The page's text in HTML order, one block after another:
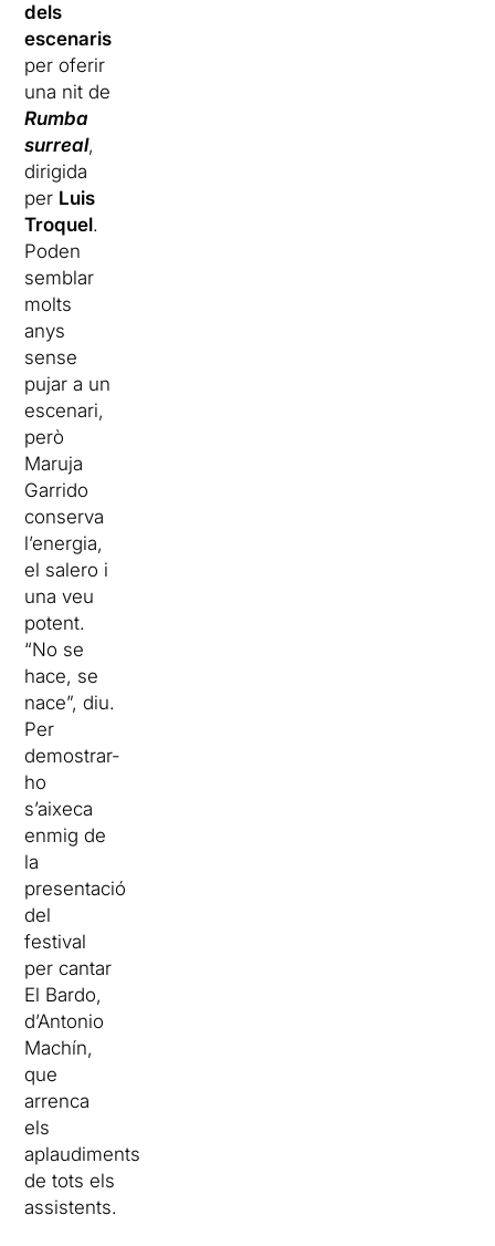
dels
escenaris
per oferir
una nit de
Rumba
surreal,
dirigida
per Luis
Troquel.
Poden
semblar
molts
anys
sense
pujar a un
escenari,
però
Maruja
Garrido
conserva
l’energia,
el salero i
una veu
potent.
“No se
hace, se
nace”, diu.
Per
demostrar-
ho
s’aixeca
enmig de
la
presentació
del
festival
per cantar
El Bardo,
d’Antonio
Machín,
que
arrenca
els
aplaudiments
de tots els
assistents.